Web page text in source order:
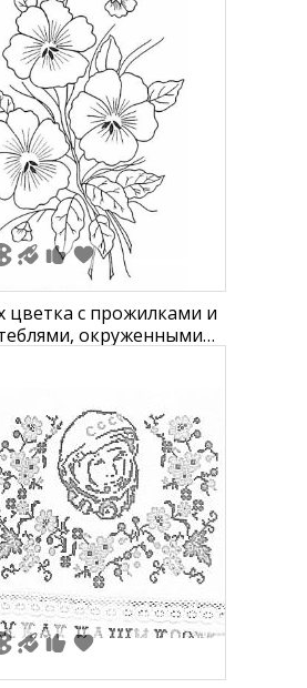
цветка с прожилками и
окруженными